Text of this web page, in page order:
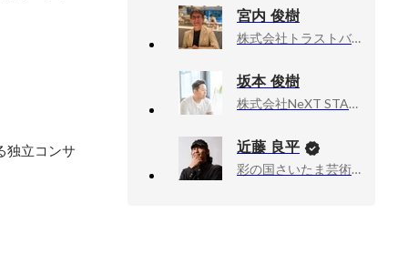
独立コンサ
宮内 俊樹
株式会社トラストバンク, ゼネラルマネージャー
坂本 俊樹
株式会社NeXT STAR, 代表取締役
近藤 良平
彩の国さいたま芸術劇場, 次期芸術監督